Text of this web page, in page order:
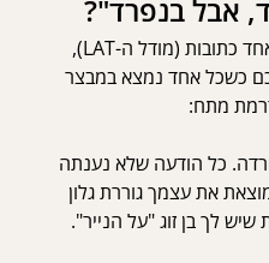
אבל בנפרד"?
בפרק ב', לא כולם ממהרים לאחד כתובות (מודל ה-LAT),
כשכל אחד נמצא במבצר
מתח:
כל הודעה שלא נענתה
את עצמך גוררת גלון
לך בן זוג "על הנייר".